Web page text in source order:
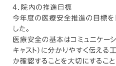
４．院内の推進目標
今年度の医療安全推進の目標を
した。
医療安全の基本はコミュニケー
キャスト）に分かりやすく伝える
か確認することを大切にするこ